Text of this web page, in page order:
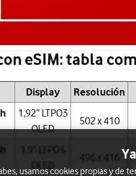
eSIM: tabla
Display Resolución
1,92” LTPO3
OLED
502 x 410
496 x 416
usamos cookies propias y de